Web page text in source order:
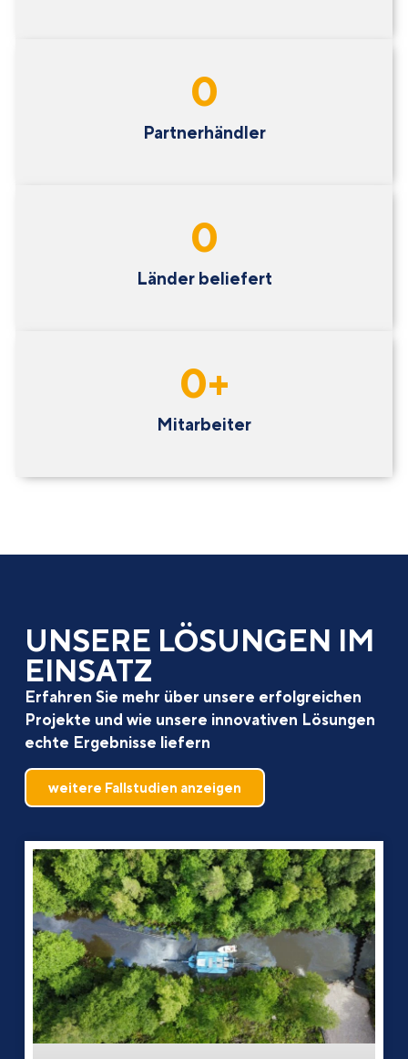
Partnerhändler
0
Länder beliefert
0
Mitarbeiter
0+
UNSERE LÖSUNGEN IM
EINSATZ
Erfahren Sie mehr über unsere erfolgreichen
Projekte und wie unsere innovativen Lösungen
echte Ergebnisse liefern
weitere Fallstudien anzeigen